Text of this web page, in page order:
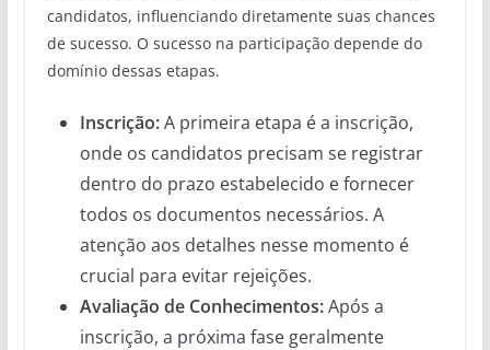
candidatos, influenciando diretamente suas chances
de sucesso. O sucesso na participação depende do
domínio dessas etapas.
Inscrição:A primeira etapa é a inscrição,
onde os candidatos precisam se registrar
dentro do prazo estabelecido e fornecer
todos os documentos necessários. A
atenção aos detalhes nesse momento é
crucial para evitar rejeições.
Avaliação de Conhecimentos:Após a
inscrição, a próxima fase geralmente